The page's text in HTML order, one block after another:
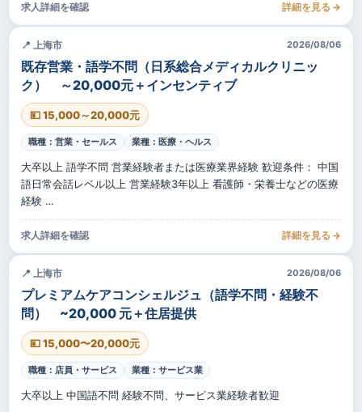
求人詳細を確認 詳細を見る →
📍 上海市 2026/08/06
既存営業・語学不問（日系総合メディカルクリニッ
ク） ～20,000元＋インセンティブ
💴 15,000～20,000元
職種：営業・セールス 業種：医療・ヘルス
大卒以上 語学不問 営業経験者または医療業界経験 歓迎条件： 中国
語日常会話レベル以上 営業経験3年以上 看護師・栄養士などの医療
経験 …
求人詳細を確認 詳細を見る →
📍 上海市 2026/08/06
プレミアムケアコンシェルジュ（語学不問・経験不
問） ~20,000 元＋住居提供
💴 15,000〜20,000元
職種：店員・サービス 業種：サービス業
大卒以上 中国語不問 経験不問、サービス業経験者歓迎